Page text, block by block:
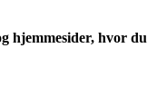
hjemmesider, hvor du